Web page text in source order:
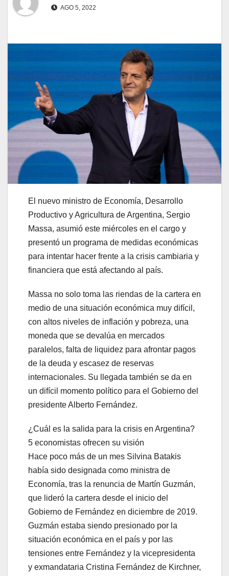
AGO 5, 2022
El nuevo ministro de Economía, Desarrollo
Productivo y Agricultura de Argentina, Sergio
Massa, asumió este miércoles en el cargo y
presentó un programa de medidas económicas
para intentar hacer frente a la crisis cambiaria y
financiera que está afectando al país.
Massa no solo toma las riendas de la cartera en
medio de una situación económica muy difícil,
con altos niveles de inflación y pobreza, una
moneda que se devalúa en mercados
paralelos, falta de liquidez para afrontar pagos
de la deuda y escasez de reservas
internacionales. Su llegada también se da en
un difícil momento político para el Gobierno del
presidente Alberto Fernández.
¿Cuál es la salida para la crisis en Argentina?
5 economistas ofrecen su visión
Hace poco más de un mes Silvina Batakis
había sido designada como ministra de
Economía, tras la renuncia de Martín Guzmán,
que lideró la cartera desde el inicio del
Gobierno de Fernández en diciembre de 2019.
Guzmán estaba siendo presionado por la
situación económica en el país y por las
tensiones entre Fernández y la vicepresidenta
y exmandataria Cristina Fernández de Kirchner,